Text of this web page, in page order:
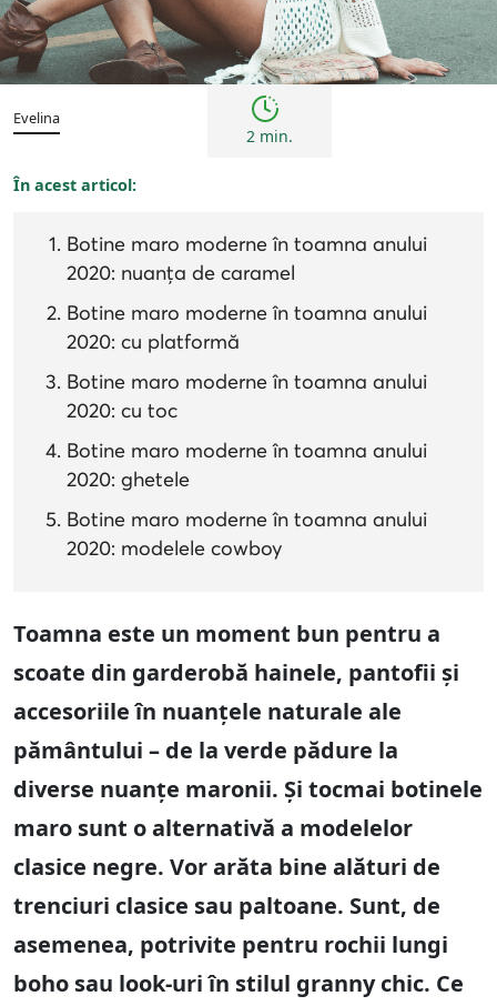
Tendințe
Evelina
2 min.
În acest articol:
Botine maro moderne în toamna anului
2020: nuanța de caramel
Botine maro moderne în toamna anului
2020: cu platformă
Botine maro moderne în toamna anului
2020: cu toc
Botine maro moderne în toamna anului
2020: ghetele
Botine maro moderne în toamna anului
2020: modelele cowboy
Toamna este un moment bun pentru a
scoate din garderobă hainele, pantofii și
accesoriile în nuanțele naturale ale
pământului – de la verde pădure la
diverse nuanțe maronii. Și tocmai botinele
maro sunt o alternativă a modelelor
clasice negre. Vor arăta bine alături de
trenciuri clasice sau paltoane. Sunt, de
asemenea, potrivite pentru rochii lungi
boho sau look-uri în stilul granny chic. Ce